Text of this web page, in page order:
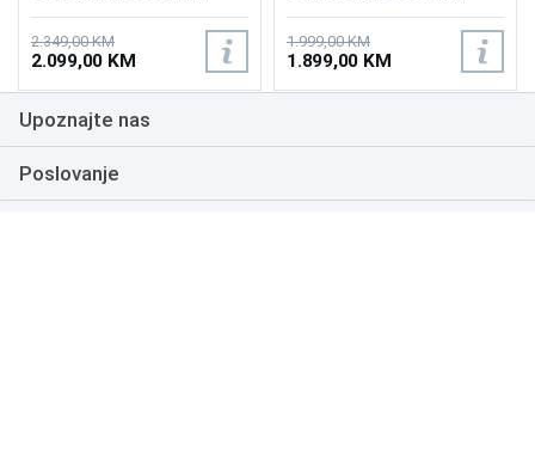
Osvježenje: 144Hz, AMD
FreeSync Premium Pro,
Priključci: 2xHDMI 2.1,
DisplayPort, 2xUSB 3.2, USB-
B
2.349,00 KM
2.099,00 KM
Osvježenje: 175Hz, AMD
FreeSync Premium,
Wireless LAN, Bluetooth ,
Priključci: 2xHDMI,
1.999,00 KM
1.899,00 KM
Upoznajte nas
Poslovanje